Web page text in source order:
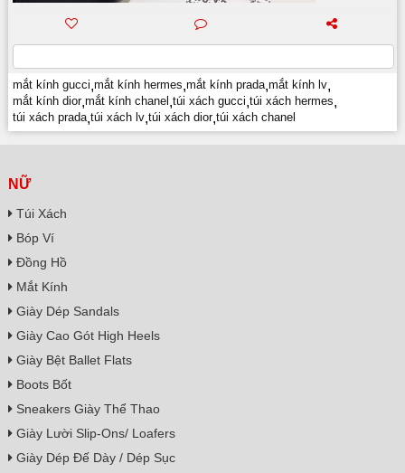
mắt kính gucci,mắt kính hermes,mắt kính prada,mắt kính lv,
mắt kính dior,mắt kính chanel ,túi xách gucci,túi xách hermes,
túi xách prada,túi xách lv,túi xách dior,túi xách chanel
NỮ
Túi Xách
Bóp Ví
Đồng Hồ
Mắt Kính
Giày Dép Sandals
Giày Cao Gót High Heels
Giày Bệt Ballet Flats
Boots Bốt
Sneakers Giày Thể Thao
Giày Lười Slip-Ons/ Loafers
Giày Dép Đế Dày / Dép Sục